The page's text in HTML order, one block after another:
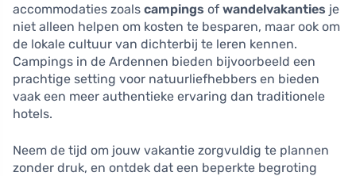
accommodaties zoals campings of wandelvakanties je
niet alleen helpen om kosten te besparen, maar ook om
de lokale cultuur van dichterbij te leren kennen.
Campings in de Ardennen bieden bijvoorbeeld een
prachtige setting voor natuurliefhebbers en bieden
vaak een meer authentieke ervaring dan traditionele
hotels.
Neem de tijd om jouw vakantie zorgvuldig te plannen
zonder druk, en ontdek dat een beperkte begroting